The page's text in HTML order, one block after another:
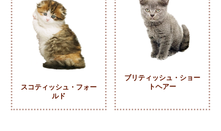
スコティッシュ・フォー
ルド
ブリティッシュ・ショー
トヘアー